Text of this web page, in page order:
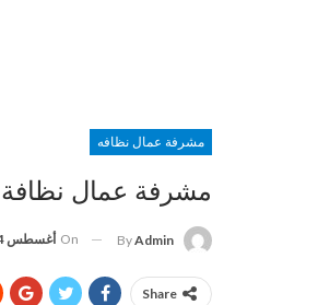
مشرفة عمال نظافه
مشرفة عمال نظافة
ByAdmin
On أغسطس 14, 2022
Share